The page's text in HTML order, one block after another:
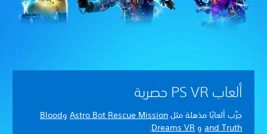
ألعاب PS VR حصرية
جرِّب ألعابًا مذهلة مثل Astro Bot Rescue Mission وBlood
and Truth و Dreams VR
.